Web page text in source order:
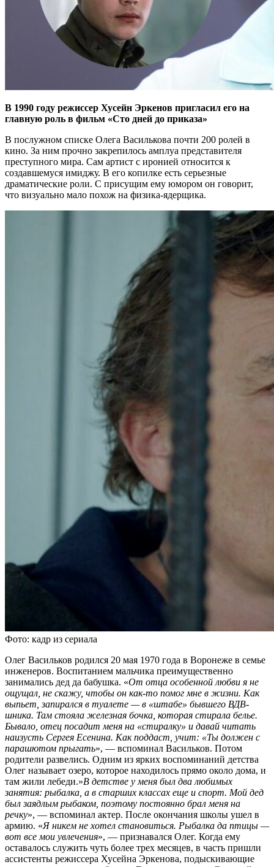
В 1990 году режиссер Хусейн Эркенов пригласил его на
главную роль в фильм «Сто дней до приказа»
В послужном списке Олега Василькова почти 200 ролей в
кино. За ним прочно закрепилось амплуа представителя
преступного мира. Сам артист с иронией относится к
создавшемуся имиджу. В его копилке есть серьезные
драматические роли. С присущим ему юмором он говорит,
что визуально мало похож на физика-ядерщика.
Фото: кадр из сериала
Олег Васильков родился 20 мая 1970 года в Воронеже в семье
инженеров. Воспитанием мальчика преимущественно
занимались дед да бабушка. «От отца особенной любви я не
ощущал, не скажу, чтобы он как-то помог мне в жизни. Как
выпьет, запирался в туалете — в «штабе» бывшего ВДВ-
шника. Там стояла железная бочка, которая стирала белье.
Бывало, отец посадит меня на «стиралку» и давай читать
наизусть Сергея Есенина. Как поддаст, учит: «Ты должен с
парашютом прыгать», — вспоминал Васильков. Потом
родители развелись. Одним из ярких воспоминаний детства
Олег называет озеро, которое находилось прямо около дома, и
там жили лебеди.»В детстве у меня был два любимых
занятия: рыбалка, а в старших классах еще и спорт. Мой дед
был заядлым рыбаком, поэтому постоянно брал меня на
речку», — вспоминал актер. После окончания школы ушел в
армию. «Я никем не хотел становиться. Рыбалка да птицы —
вот все мои увлечения», — признавался Олег. Когда ему
оставалось служить чуть более трех месяцев, в часть пришли
ассистенты режиссера Хусейна Эркенова, подыскивающие